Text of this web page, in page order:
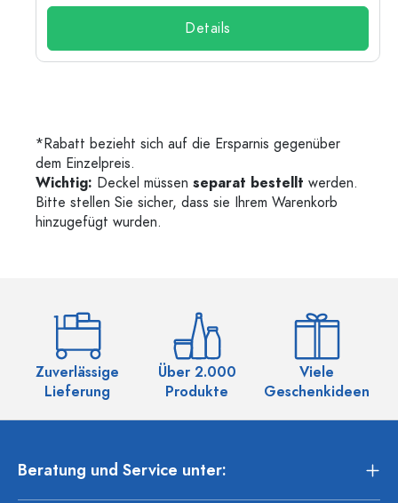
Details
*Rabatt bezieht sich auf die Ersparnis gegenüber
dem Einzelpreis.
Wichtig: Deckel müssen separat bestellt werden.
Bitte stellen Sie sicher, dass sie Ihrem Warenkorb
hinzugefügt wurden.
Zuverlässige
Lieferung
Über 2.000
Produkte
Viele
Geschenkideen
Beratung und Service unter: